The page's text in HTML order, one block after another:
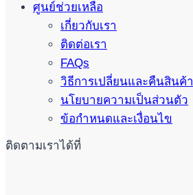
ศูนย์ช่วยเหลือ
เกี่ยวกับเรา
ติดต่อเรา
FAQs
วิธีการเปลี่ยนและคืนสินค้า
นโยบายความเป็นส่วนตัว
ข้อกำหนดและเงื่อนไข
ติดตามเราได้ที่